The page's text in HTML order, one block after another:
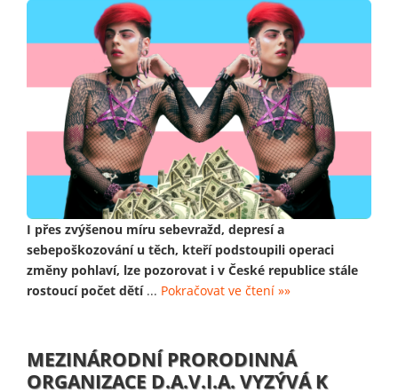
I přes zvýšenou míru sebevražd, depresí a
sebepoškozování u těch, kteří podstoupili operaci
změny pohlaví, lze pozorovat i v České republice stále
rostoucí počet dětí... Pokračovat ve čtení »»
MEZINÁRODNÍ PRORODINNÁ
ORGANIZACE D.A.V.I.A. VYZÝVÁ K